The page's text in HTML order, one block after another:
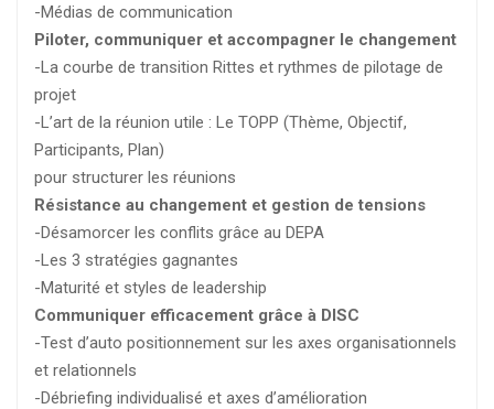
-Médias de communication
Piloter, communiquer et accompagner le changement
-La courbe de transition Rittes et rythmes de pilotage de
projet
-L’art de la réunion utile : Le TOPP (Thème, Objectif,
Participants, Plan)
pour structurer les réunions
Résistance au changement et gestion de tensions
-Désamorcer les conflits grâce au DEPA
-Les 3 stratégies gagnantes
-Maturité et styles de leadership
Communiquer efficacement grâce à DISC
-Test d’auto positionnement sur les axes organisationnels
et relationnels
-Débriefing individualisé et axes d’amélioration